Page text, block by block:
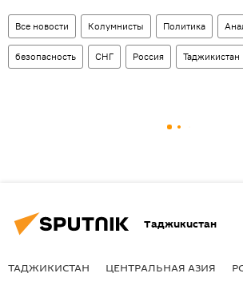
Все новости Колумнисты Политика
безопасность СНГ Россия Таджикистан
Таджикистан
ТАДЖИКИСТАН ЦЕНТРАЛЬНАЯ АЗИЯ